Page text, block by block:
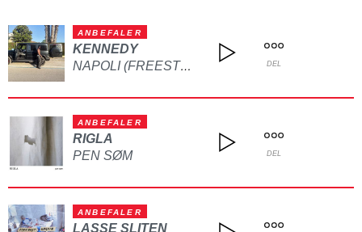
ANBEFALER
KENNEDY
NAPOLI (FREESTYLE) DEL
ANBEFALER
RIGLA
PEN SØM
DEL
ANBEFALER
LASSE SLITEN